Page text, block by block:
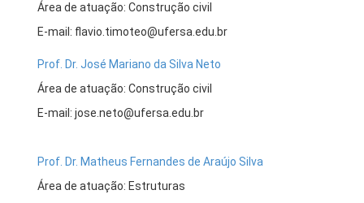
Área de atuação: Construção civil
E-mail: flavio.timoteo@ufersa.edu.br
Prof. Dr. José Mariano da Silva Neto
Área de atuação: Construção civil
E-mail: jose.neto@ufersa.edu.br
Prof. Dr. Matheus Fernandes de Araújo Silva
Área de atuação: Estruturas